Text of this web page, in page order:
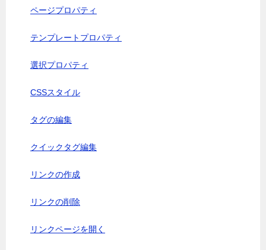
ページプロパティ
テンプレートプロパティ
選択プロパティ
CSSスタイル
タグの編集
クイックタグ編集
リンクの作成
リンクの削除
リンクページを開く